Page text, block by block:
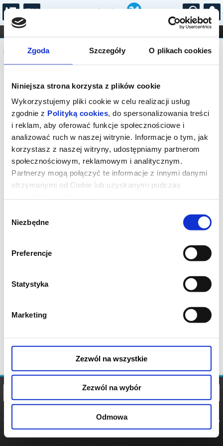
Zgoda Szczegóły O plikach cookies
Niniejsza strona korzysta z plików cookie
Wykorzystujemy pliki cookie w celu realizacji usług
zgodnie z Polityką cookies, do spersonalizowania treści
i reklam, aby oferować funkcje społecznościowe i
analizować ruch w naszej witrynie. Informacje o tym, jak
korzystasz z naszej witryny, udostępniamy partnerom
społecznościowym, reklamowym i analitycznym.
Partnerzy mogą połączyć te informacje z innymi danymi
otrzymanymi od Ciebie lub uzyskanymi podczas
zgody
Niezbędne
Preferencje
Statystyka
Marketing
Zezwól na wszystkie
Zezwól na wybór
Odmowa
...
FILHARMONIA OPERA I BALET
STAND-UP
DLA DZIECI
Komunikat
Sprzedaż biletów on-line na wydarzenie
została zakończona.
POLITYKA
POLITYKA